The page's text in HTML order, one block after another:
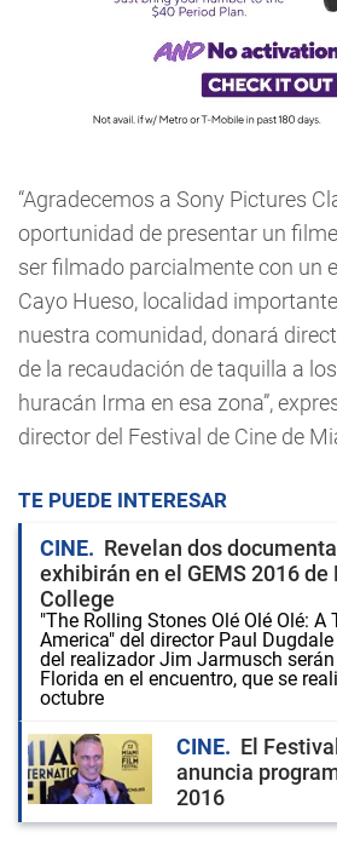
“Agradecemos a Sony Pictures
oportunidad de presentar un
ser filmado parcialmente con un
Cayo Hueso, localidad
nuestra comunidad, donará
de la recaudación de taquilla a
huracán Irma en esa zona”,
director del Festival de Cine de
TE PUEDE INTERESAR
CINE
Revelan dos
exhibirán en el GEMS 2016
College
"The Rolling Stones Olé Olé Olé: A
America" del director Paul
del realizador Jim Jarmusch
Florida en el encuentro, que se
octubre
CINE
El
anuncia
2016